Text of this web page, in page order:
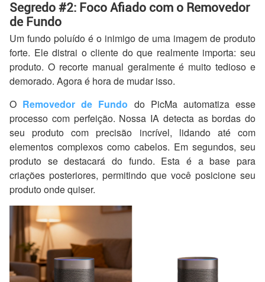
Segredo #2: Foco Afiado com o Removedor
de Fundo
Um fundo poluído é o inimigo de uma imagem de produto
forte. Ele distrai o cliente do que realmente importa: seu
produto. O recorte manual geralmente é muito tedioso e
demorado. Agora é hora de mudar isso.
O Removedor de Fundo do PicMa automatiza esse
processo com perfeição. Nossa IA detecta as bordas do
seu produto com precisão incrível, lidando até com
elementos complexos como cabelos. Em segundos, seu
produto se destacará do fundo. Esta é a base para
criações posteriores, permitindo que você posicione seu
produto onde quiser.